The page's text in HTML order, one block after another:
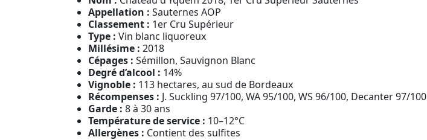
Appellation : Sauternes AOP
Classement : 1er Cru Supérieur
Type : Vin blanc liquoreux
Millésime : 2018
Cépages : Sémillon, Sauvignon Blanc
Degré d’alcool : 14%
Vignoble : 113 hectares, au sud de Bordeaux
Récompenses : J. Suckling 97/100, WA 95/100, WS 96/100, Decanter 97/100
Garde : 8 à 30 ans
Température de service : 10–12°C
Allergènes : Contient des sulfites